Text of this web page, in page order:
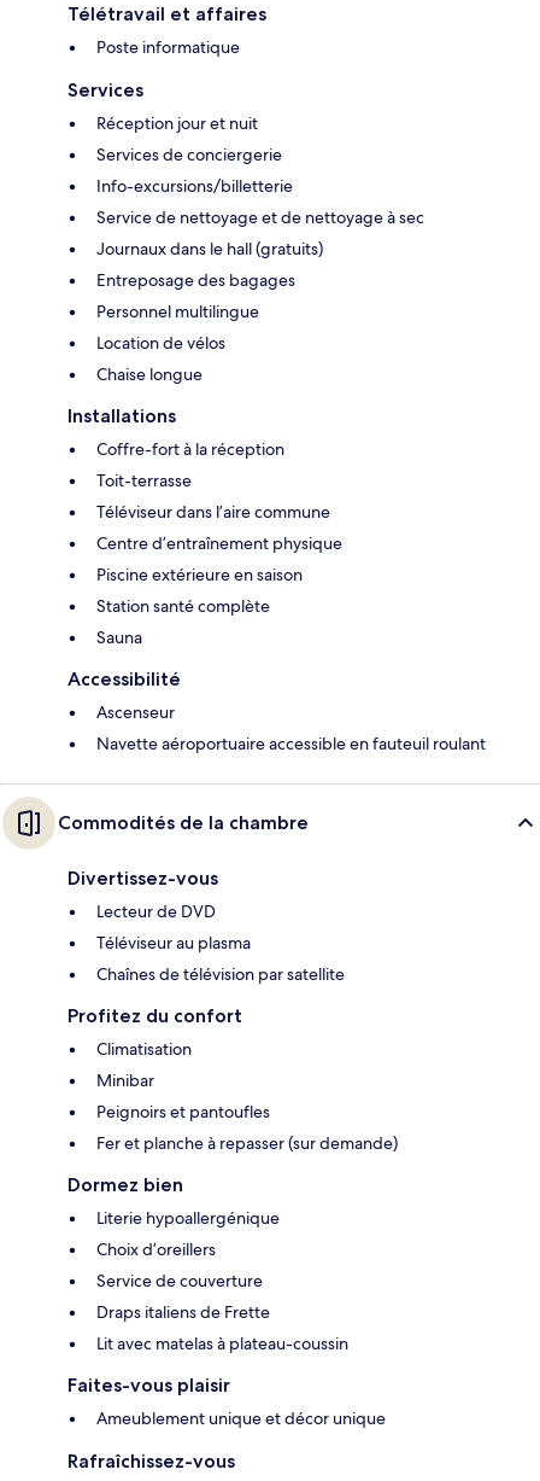
Télétravail et affaires
Poste informatique
Services
Réception jour et nuit
Services de conciergerie
Info-excursions/billetterie
Service de nettoyage et de nettoyage à sec
Journaux dans le hall (gratuits)
Entreposage des bagages
Personnel multilingue
Location de vélos
Chaise longue
Installations
Coffre-fort à la réception
Toit-terrasse
Téléviseur dans l’aire commune
Centre d’entraînement physique
Piscine extérieure en saison
Station santé complète
Sauna
Accessibilité
Ascenseur
Navette aéroportuaire accessible en fauteuil roulant
Commodités de la chambre
Divertissez-vous
Lecteur de DVD
Téléviseur au plasma
Chaînes de télévision par satellite
Profitez du confort
Climatisation
Minibar
Peignoirs et pantoufles
Fer et planche à repasser (sur demande)
Dormez bien
Literie hypoallergénique
Choix d’oreillers
Service de couverture
Draps italiens de Frette
Lit avec matelas à plateau-coussin
Faites-vous plaisir
Ameublement unique et décor unique
Rafraîchissez-vous